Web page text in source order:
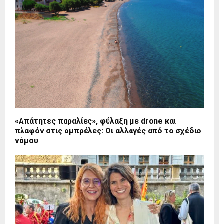
«Απάτητες παραλίες», φύλαξη με drone και
πλαφόν στις ομπρέλες: Οι αλλαγές από το σχέδιο
νόμου